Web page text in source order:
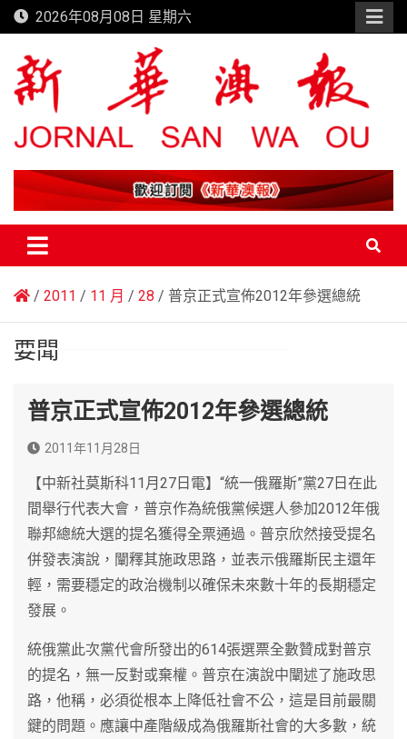
Skip
to
content
2026年08月08日 星期六
新華澳報
2011 11 月 28 普京正式宣佈2012年參選總統
要聞
普京正式宣佈2012年參選總統
2011年11月28日
【中新社莫斯科11月27日電】“統一俄羅斯”黨27日在此
間舉行代表大會，普京作為統俄黨候選人參加2012年俄
聯邦總統大選的提名獲得全票通過。普京欣然接受提名
併發表演說，闡釋其施政思路，並表示俄羅斯民主還年
輕，需要穩定的政治機制以確保未來數十年的長期穩定
發展。
統俄黨此次黨代會所發出的614張選票全數贊成對普京
的提名，無一反對或棄權。普京在演說中闡述了施政思
路，他稱，必須從根本上降低社會不公，這是目前最關
鍵的問題。應讓中產階級成為俄羅斯社會的大多數，統